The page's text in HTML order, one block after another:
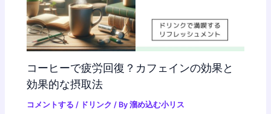
コーヒーで疲労回復？カフェインの効果と
効果的な摂取法
コメントする / ドリンク / By溜め込む小リス